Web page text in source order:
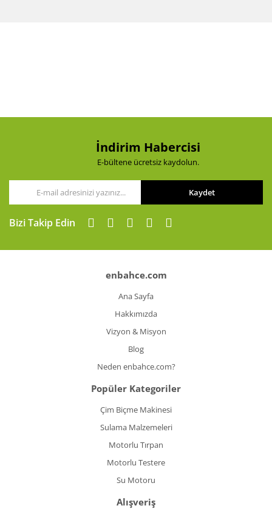
Ürün fiyatı diğer sitelerden daha pahalı.
Gönder
İndirim Habercisi
E-bültene ücretsiz kaydolun.
Kaydet
Bizi Takip Edin
enbahce.com
Ana Sayfa
Hakkımızda
Vizyon & Misyon
Blog
Neden enbahce.com?
Popüler Kategoriler
Çim Biçme Makinesi
Sulama Malzemeleri
Motorlu Tırpan
Motorlu Testere
Su Motoru
Alışveriş